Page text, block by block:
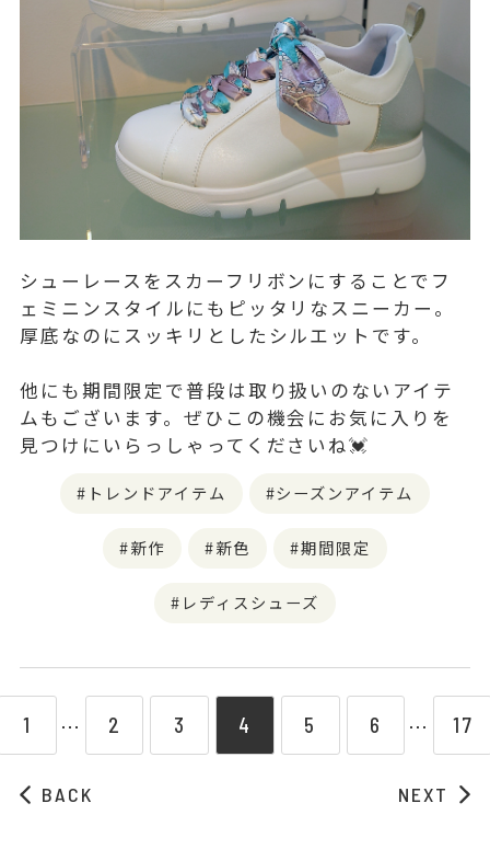
シューレースをスカーフリボンにすることでフ
ェミニンスタイルにもピッタリなスニーカー。
厚底なのにスッキリとしたシルエットです。
他にも期間限定で普段は取り扱いのないアイテ
ムもございます。ぜひこの機会にお気に入りを
見つけにいらっしゃってくださいね💓
トレンドアイテム シーズンアイテム
新作 新色 期間限定
レディスシューズ
BACK
1 ⋯ 2 3 4 5 6 ⋯ 17
NEXT